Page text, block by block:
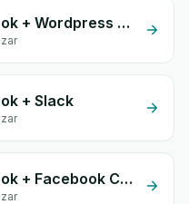
Custom Webhook + Wordpress Elementor
+ Slack
Custom Webhook + Facebook Commerce